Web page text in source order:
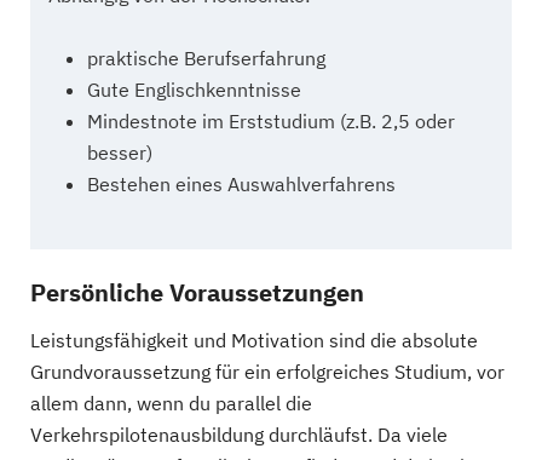
praktische Berufserfahrung
Gute Englischkenntnisse
Mindestnote im Erststudium (z.B. 2,5 oder
besser)
Bestehen eines Auswahlverfahrens
Persönliche Voraussetzungen
Leistungsfähigkeit und Motivation sind die absolute
Grundvoraussetzung für ein erfolgreiches Studium, vor
allem dann, wenn du parallel die
Verkehrspilotenausbildung durchläufst. Da viele